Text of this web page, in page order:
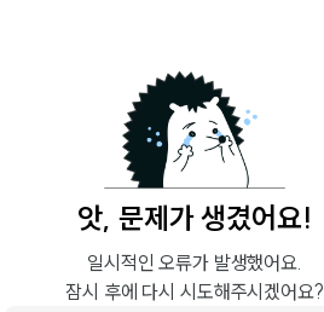
앗, 문제가 생겼어요!
일시적인 오류가 발생했어요.
잠시 후에 다시 시도해주시겠어요?